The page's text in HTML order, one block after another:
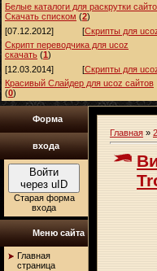
Белые каталоги для раскрутки
Скачать списком (2)
[07.12.2012]
[Скрипты для
Скрипт переводчика для ucoz
скачать (1)
[12.03.2014]
[Скрипты для
Красивый Слайдер для ucoz сайтов
(0)
Форма
входа
Войти
через uID
Старая форма
входа
Меню сайта
Главная
страница
Главная »